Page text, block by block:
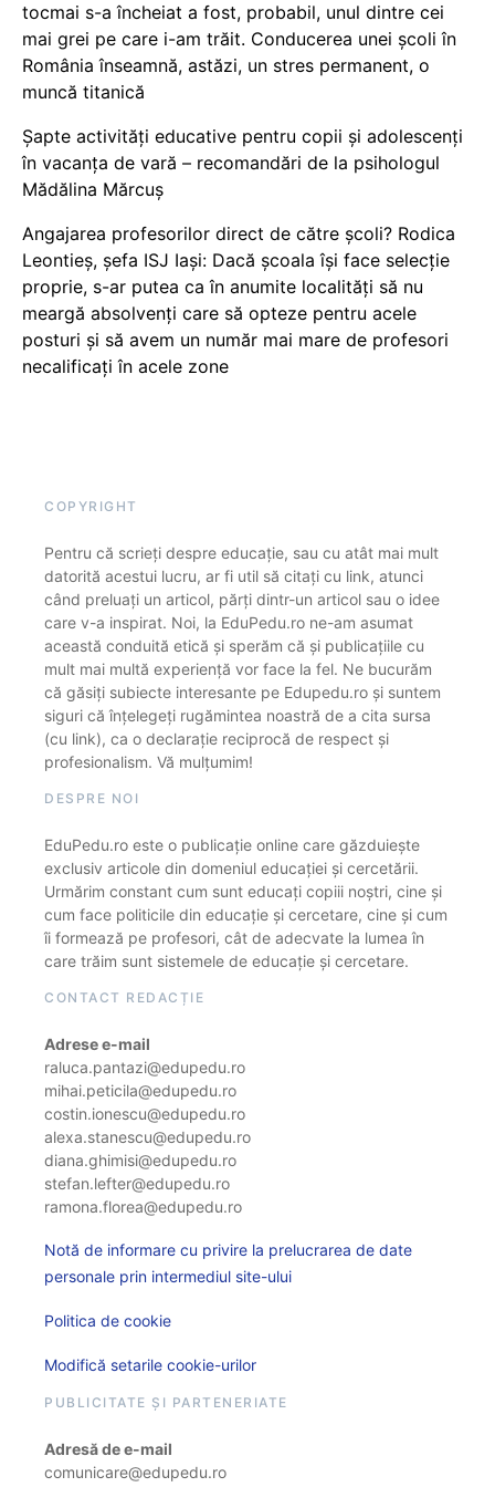
tocmai s-a încheiat a fost, probabil, unul dintre cei
mai grei pe care i-am trăit. Conducerea unei școli în
România înseamnă, astăzi, un stres permanent, o
muncă titanică
Șapte activități educative pentru copii și adolescenți
în vacanța de vară – recomandări de la psihologul
Mădălina Mărcuș
Angajarea profesorilor direct de către școli? Rodica
Leontieș, șefa ISJ Iași: Dacă școala își face selecție
proprie, s-ar putea ca în anumite localități să nu
meargă absolvenți care să opteze pentru acele
posturi și să avem un număr mai mare de profesori
necalificați în acele zone
COPYRIGHT
Pentru că scrieți despre educație, sau cu atât mai mult
datorită acestui lucru, ar fi util să citați cu link, atunci
când preluați un articol, părți dintr-un articol sau o idee
care v-a inspirat. Noi, la EduPedu.ro ne-am asumat
această conduită etică și sperăm că și publicațiile cu
mult mai multă experiență vor face la fel. Ne bucurăm
că găsiți subiecte interesante pe Edupedu.ro și suntem
siguri că înțelegeți rugămintea noastră de a cita sursa
(cu link), ca o declarație reciprocă de respect și
profesionalism. Vă mulțumim!
DESPRE NOI
EduPedu.ro este o publicație online care găzduiește
exclusiv articole din domeniul educației și cercetării.
Urmărim constant cum sunt educați copiii noștri, cine și
cum face politicile din educație și cercetare, cine și cum
îi formează pe profesori, cât de adecvate la lumea în
care trăim sunt sistemele de educație și cercetare.
CONTACT REDACȚIE
Adrese e-mail
raluca.pantazi@edupedu.ro
mihai.peticila@edupedu.ro
costin.ionescu@edupedu.ro
alexa.stanescu@edupedu.ro
diana.ghimisi@edupedu.ro
stefan.lefter@edupedu.ro
ramona.florea@edupedu.ro
Notă de informare cu privire la prelucrarea de date
personale prin intermediul site-ului
Politica de cookie
Modifică setarile cookie-urilor
PUBLICITATE ȘI PARTENERIATE
Adresă de e-mail
comunicare@edupedu.ro